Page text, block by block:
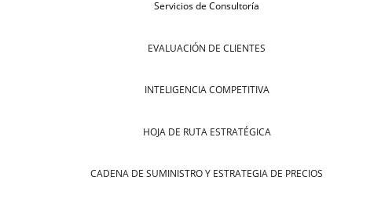
Servicios de Consultoría
EVALUACIÓN DE CLIENTES
INTELIGENCIA COMPETITIVA
HOJA DE RUTA ESTRATÉGICA
CADENA DE SUMINISTRO Y ESTRATEGIA DE PRECIOS